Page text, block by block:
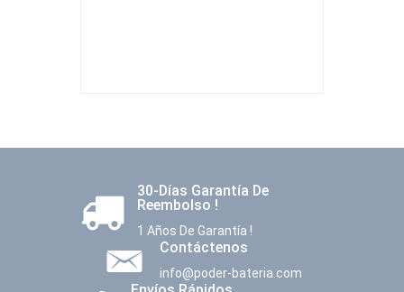
30-Días Garantía De
Reembolso !
1 Años De Garantía !
Contáctenos
info@poder-bateria.com